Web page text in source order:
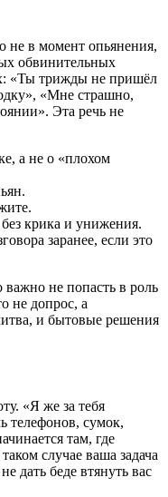
не в момент опьянения,
обвинительных
«Ты трижды не пришёл
«Мне страшно,
Эта речь не
а не о «плохом
крика и унижения.
заранее, если это
не попасть в роль
не допрос, а
и бытовые решения
«Я же за тебя
телефонов, сумок,
там, где
случае ваша задача
дать беде втянуть вас